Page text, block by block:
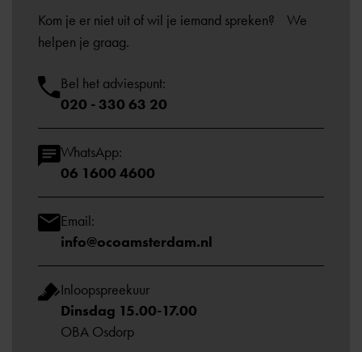
Kom je er niet uit of wil je iemand spreken? We
helpen je graag.
Bel het adviespunt:
020 - 330 63 20
WhatsApp:
06 1600 4600
Email:
info@ocoamsterdam.nl
Inloopspreekuur
Dinsdag 15.00-17.00
OBA Osdorp